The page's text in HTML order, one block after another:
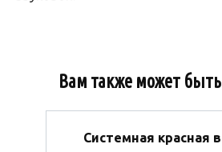
Вам также может
Системная красная